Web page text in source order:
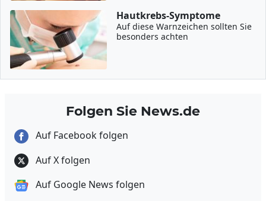
Hautkrebs-Symptome
Auf diese Warnzeichen sollten Sie
besonders achten
Folgen Sie News.de
Auf Facebook folgen
Auf X folgen
Auf Google News folgen